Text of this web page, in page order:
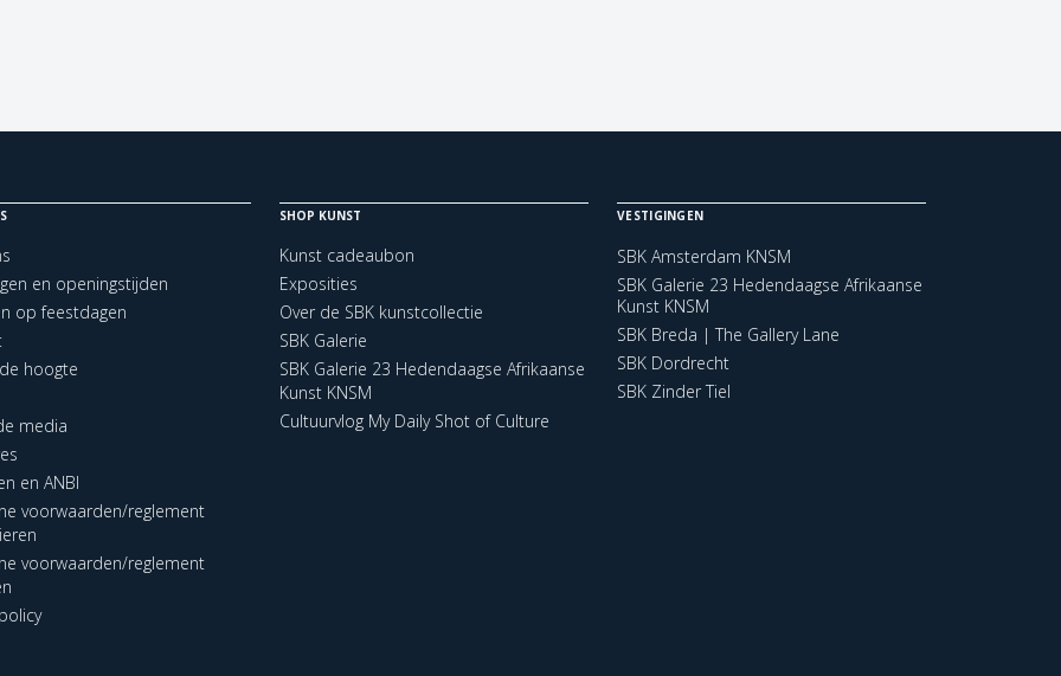
en openingstijden
op feestdagen
hoogte
media
en ANBI
voorwaarden/reglement
voorwaarden/reglement
SHOP KUNST
Kunst cadeaubon
Exposities
Over de SBK kunstcollectie
SBK Galerie
SBK Galerie 23 Hedendaagse Afrikaanse
Kunst KNSM
Cultuurvlog My Daily Shot of Culture
VESTIGINGEN
SBK Amsterdam KNSM
SBK Galerie 23 Hedendaagse Afrikaanse
Kunst KNSM
SBK Breda | The Gallery Lane
SBK Dordrecht
SBK Zinder Tiel